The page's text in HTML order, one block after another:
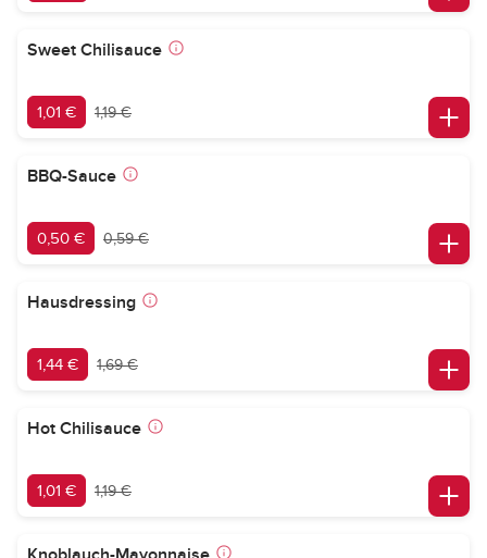
Sweet Chilisauce
1,01 € 1,19 €
BBQ-Sauce
0,50 € 0,59 €
Hausdressing
1,44 € 1,69 €
Hot Chilisauce
1,01 € 1,19 €